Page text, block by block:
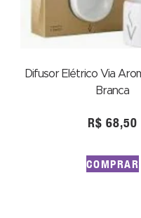
Difusor Elétrico Via
Branca
R$ 68,50
COMPRAR